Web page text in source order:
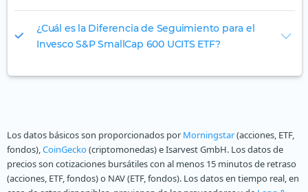
¿Cuál es la Diferencia de Seguimiento para el
Invesco S&P SmallCap 600 UCITS ETF?
Los datos básicos son proporcionados por Morningstar(acciones, ETF,
fondos),CoinGecko(criptomonedas) e Isarvest GmbH. Los datos de
precios son cotizaciones bursátiles con al menos 15 minutos de retraso
(acciones, ETF, fondos) o NAV (ETF, fondos). Los datos en tiempo real, en